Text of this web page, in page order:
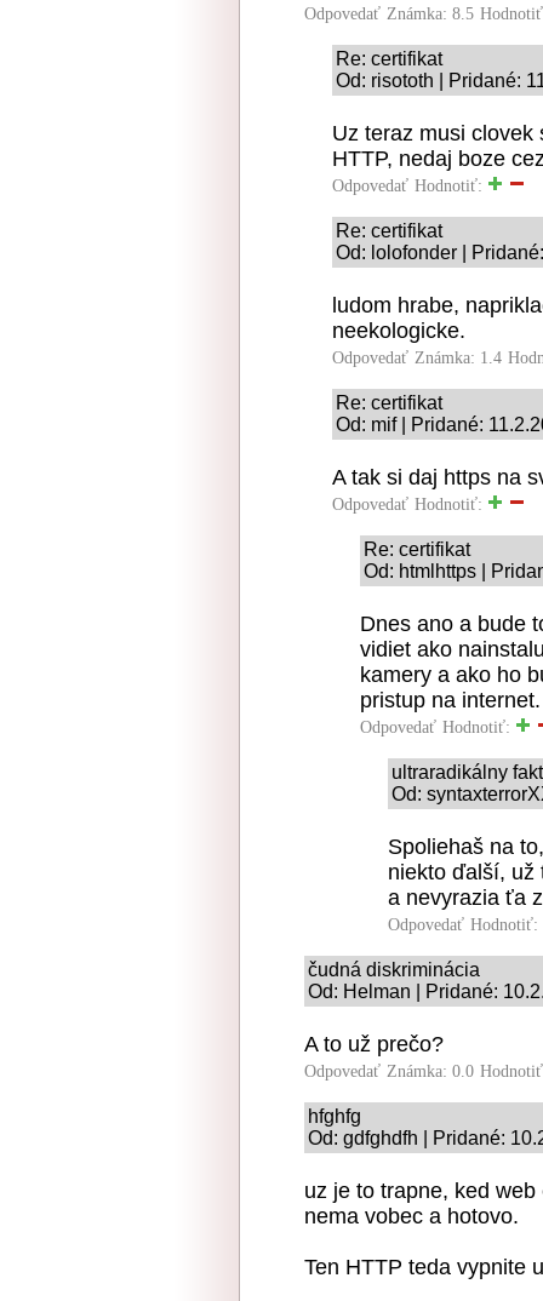
Odpovedať Známka: 8.5
Re: certifikat
Od: risototh | Pridané:
Uz teraz musi clovek
HTTP, nedaj boze
Odpovedať Hodnotiť:
Re: certifikat
Od: lolofonder |
ludom hrabe,
neekologicke.
Odpovedať Známka: 1.4
Re: certifikat
Od: mif | Pridané:
A tak si daj https na
Odpovedať Hodnotiť:
Re: certifikat
Od: htmlhttps |
Dnes ano a bude
vidiet ako
kamery a ako ho
pristup na internet.
Odpovedať Hodnotiť:
ultraradikálny
Od:
Spoliehaš na
niekto ďalší, už
a nevyrazia ťa
Odpovedať Hodnotiť:
čudná diskriminácia
Od: Helman | Pridané:
A to už prečo?
Odpovedať Známka: 0.0
hfghfg
Od: gdfghdfh | Pridané:
uz je to trapne, ked
nema vobec a hotovo.
Ten HTTP teda vypnite